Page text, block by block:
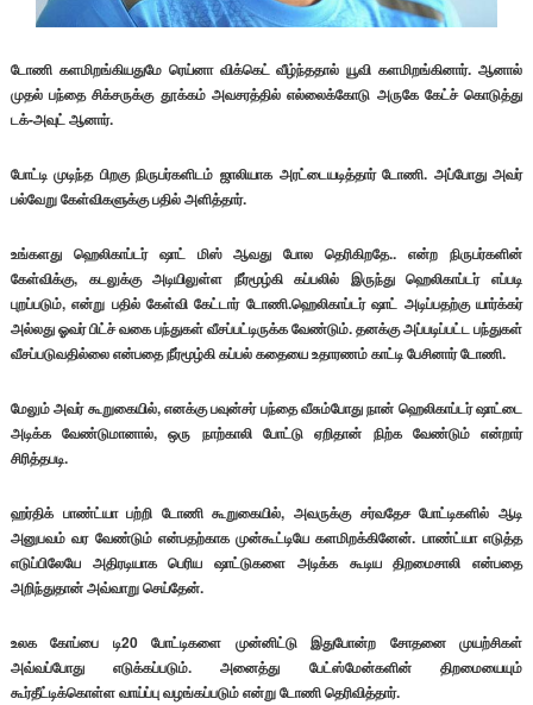
டோணி களமிறங்கியதுமே ரெய்னா விக்கெட் வீழ்ந்ததால் யூவி களமிறங்கினார். ஆனால்
முதல் பந்தை சிக்சருக்கு தூக்கம் அவசரத்தில் எல்லைக்கோடு அருகே கேட்ச் கொடுத்து
டக்-அவுட் ஆனார்.
போட்டி முடிந்த பிறகு நிருபர்களிடம் ஜாலியாக அரட்டையடித்தார் டோணி. அப்போது அவர்
பல்வேறு கேள்விகளுக்கு பதில் அளித்தார்.
உங்களது ஹெலிகாப்டர் ஷாட் மிஸ் ஆவது போல தெரிகிறதே.. என்ற நிருபர்களின்
கேள்விக்கு, கடலுக்கு அடியிலுள்ள நீர்மூழ்கி கப்பலில் இருந்து ஹெலிகாப்டர் எப்படி
புறப்படும், என்று பதில் கேள்வி கேட்டார் டோணி.ஹெலிகாப்டர் ஷாட் அடிப்பதற்கு யார்க்கர்
அல்லது ஓவர் பிட்ச் வகை பந்துகள் வீசப்பட்டிருக்க வேண்டும். தனக்கு அப்படிப்பட்ட பந்துகள்
வீசப்படுவதில்லை என்பதை நீர்மூழ்கி கப்பல் கதையை உதாரணம் காட்டி பேசினார் டோணி.
மேலும் அவர் கூறுகையில், எனக்கு பவுன்சர் பந்தை வீசும்போது நான் ஹெலிகாப்டர் ஷாட்டை
அடிக்க வேண்டுமானால், ஒரு நாற்காலி போட்டு ஏறிதான் நிற்க வேண்டும் என்றார்
சிரித்தபடி.
ஹர்திக் பாண்ட்யா பற்றி டோணி கூறுகையில், அவருக்கு சர்வதேச போட்டிகளில் ஆடி
அனுபவம் வர வேண்டும் என்பதற்காக முன்கூட்டியே களமிறக்கினேன். பாண்ட்யா எடுத்த
எடுப்பிலேயே அதிரடியாக பெரிய ஷாட்டுகளை அடிக்க கூடிய திறமைசாலி என்பதை
அறிந்துதான் அவ்வாறு செய்தேன்.
உலக கோப்பை டி20 போட்டிகளை முன்னிட்டு இதுபோன்ற சோதனை முயற்சிகள்
அவ்வப்போது எடுக்கப்படும். அனைத்து பேட்ஸ்மேன்களின் திறமையையும்
கூர்தீட்டிக்கொள்ள வாய்ப்பு வழங்கப்படும் என்று டோணி தெரிவித்தார்.